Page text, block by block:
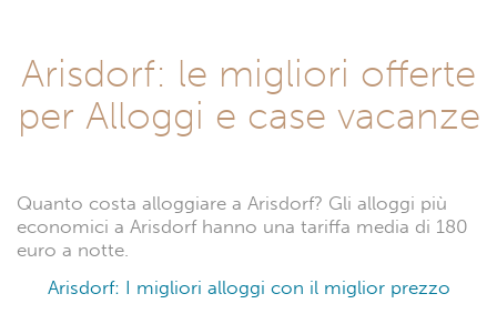
Arisdorf: le migliori offerte
per Alloggi e case vacanze
Quanto costa alloggiare a Arisdorf? Gli alloggi più
economici a Arisdorf hanno una tariffa media di 180
euro a notte.
Arisdorf: I migliori alloggi con il miglior prezzo